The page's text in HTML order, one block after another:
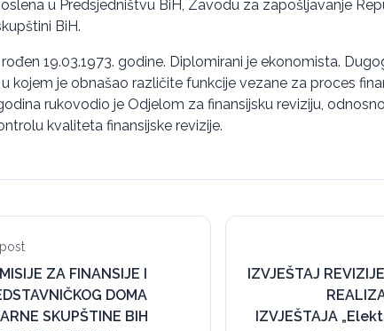
u Predsjedništvu BiH, Zavodu za zapošljavanje
BiH.
19.03.1973. godine. Diplomirani je ekonomista.
kojem je obnašao različite funkcije vezane za proces
rukovodio je Odjelom za finansijsku reviziju,
kvaliteta finansijske revizije.
ZA FINANSIJE I
DOMA
SKUPŠTINE BIH
IZVJEŠTAJ
IZVJEŠTAJA